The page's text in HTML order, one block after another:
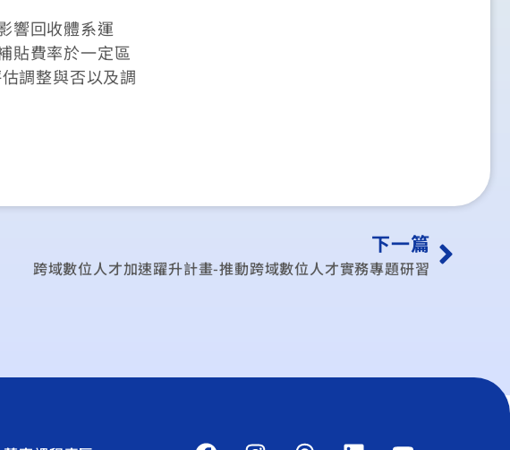
響回收體系運
貼費率於一定區
調整與否以及調
下一篇
跨域數位人才加速躍升計畫-推動跨域數位人才實務專題研習